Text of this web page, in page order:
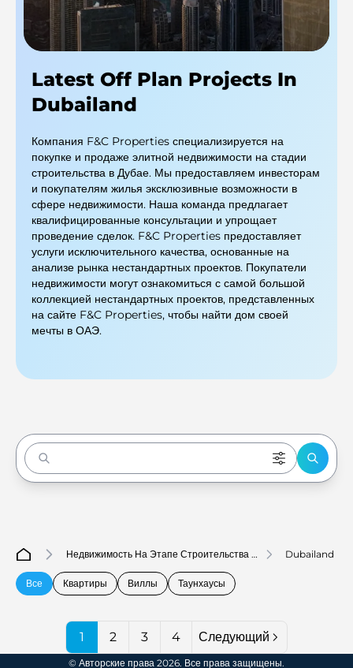
Latest Off Plan Projects In
Dubailand
Компания F&C Properties специализируется на
покупке и продаже элитной недвижимости на стадии
строительства в Дубае. Мы предоставляем инвесторам
и покупателям жилья эксклюзивные возможности в
сфере недвижимости. Наша команда предлагает
квалифицированные консультации и упрощает
проведение сделок. F&C Properties предоставляет
услуги исключительного качества, основанные на
анализе рынка нестандартных проектов. Покупатели
недвижимости могут ознакомиться с самой большой
коллекцией нестандартных проектов, представленных
на сайте F&C Properties, чтобы найти дом своей
мечты в ОАЭ.
Недвижимость На Этапе Строительства В
Dubailand
Все Квартиры Виллы Таунхаусы
1 2 3 4 Следующий
© Авторские права 2026. Все права защищены.